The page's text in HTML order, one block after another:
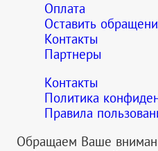
Оплата
Оставить
Контакты
Партнеры
Контакты
Политика
Правила
Обращаем Ваше